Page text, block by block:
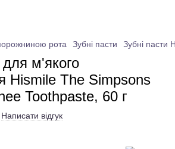
рота Зубні пасти Зубні пасти
м'якого
Hismile The Simpsons
Toothpaste, 60 г
Написати відгук